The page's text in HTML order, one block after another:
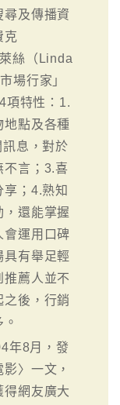
尋及傳播資
克
絲（Linda
場行家」
項特性：1.
地點及各種
息，對於
不言；3.喜
享；4.熟知
，還能掌握
會運用口碑
具有舉足輕
推薦人並不
之後，行銷
年8月，發
〉一文，
得網友廣大